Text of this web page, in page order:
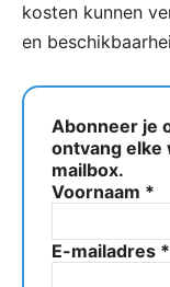
kosten kunnen
en
Abonneer je
ontvang elke
mailbox.
Voornaam *
E-mailadres *